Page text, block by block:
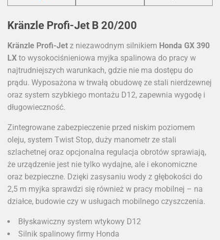
Kränzle Profi-Jet B 20/200
Kränzle Profi-Jet z niezawodnym silnikiem Honda GX 390
LX to wysokociśnieniowa myjka spalinowa do pracy w
najtrudniejszych warunkach, gdzie nie ma dostępu do
prądu. Wyposażona w trwałą obudowę ze stali nierdzewnej
oraz system szybkiego montażu D12, zapewnia wygodę i
długowieczność.
Zintegrowane zabezpieczenie przed niskim poziomem
oleju, system Twist Stop, duży manometr ze stali
szlachetnej oraz opcjonalna regulacja obrotów sprawiają,
że urządzenie jest nie tylko wydajne, ale i ekonomiczne
oraz bezpieczne. Dzięki zasysaniu wody z głębokości do
2,5 m myjka sprawdzi się również w pracy mobilnej – na
działce, budowie czy w usługach mobilnego czyszczenia.
Błyskawiczny system wtykowy D12
Silnik spalinowy firmy Honda